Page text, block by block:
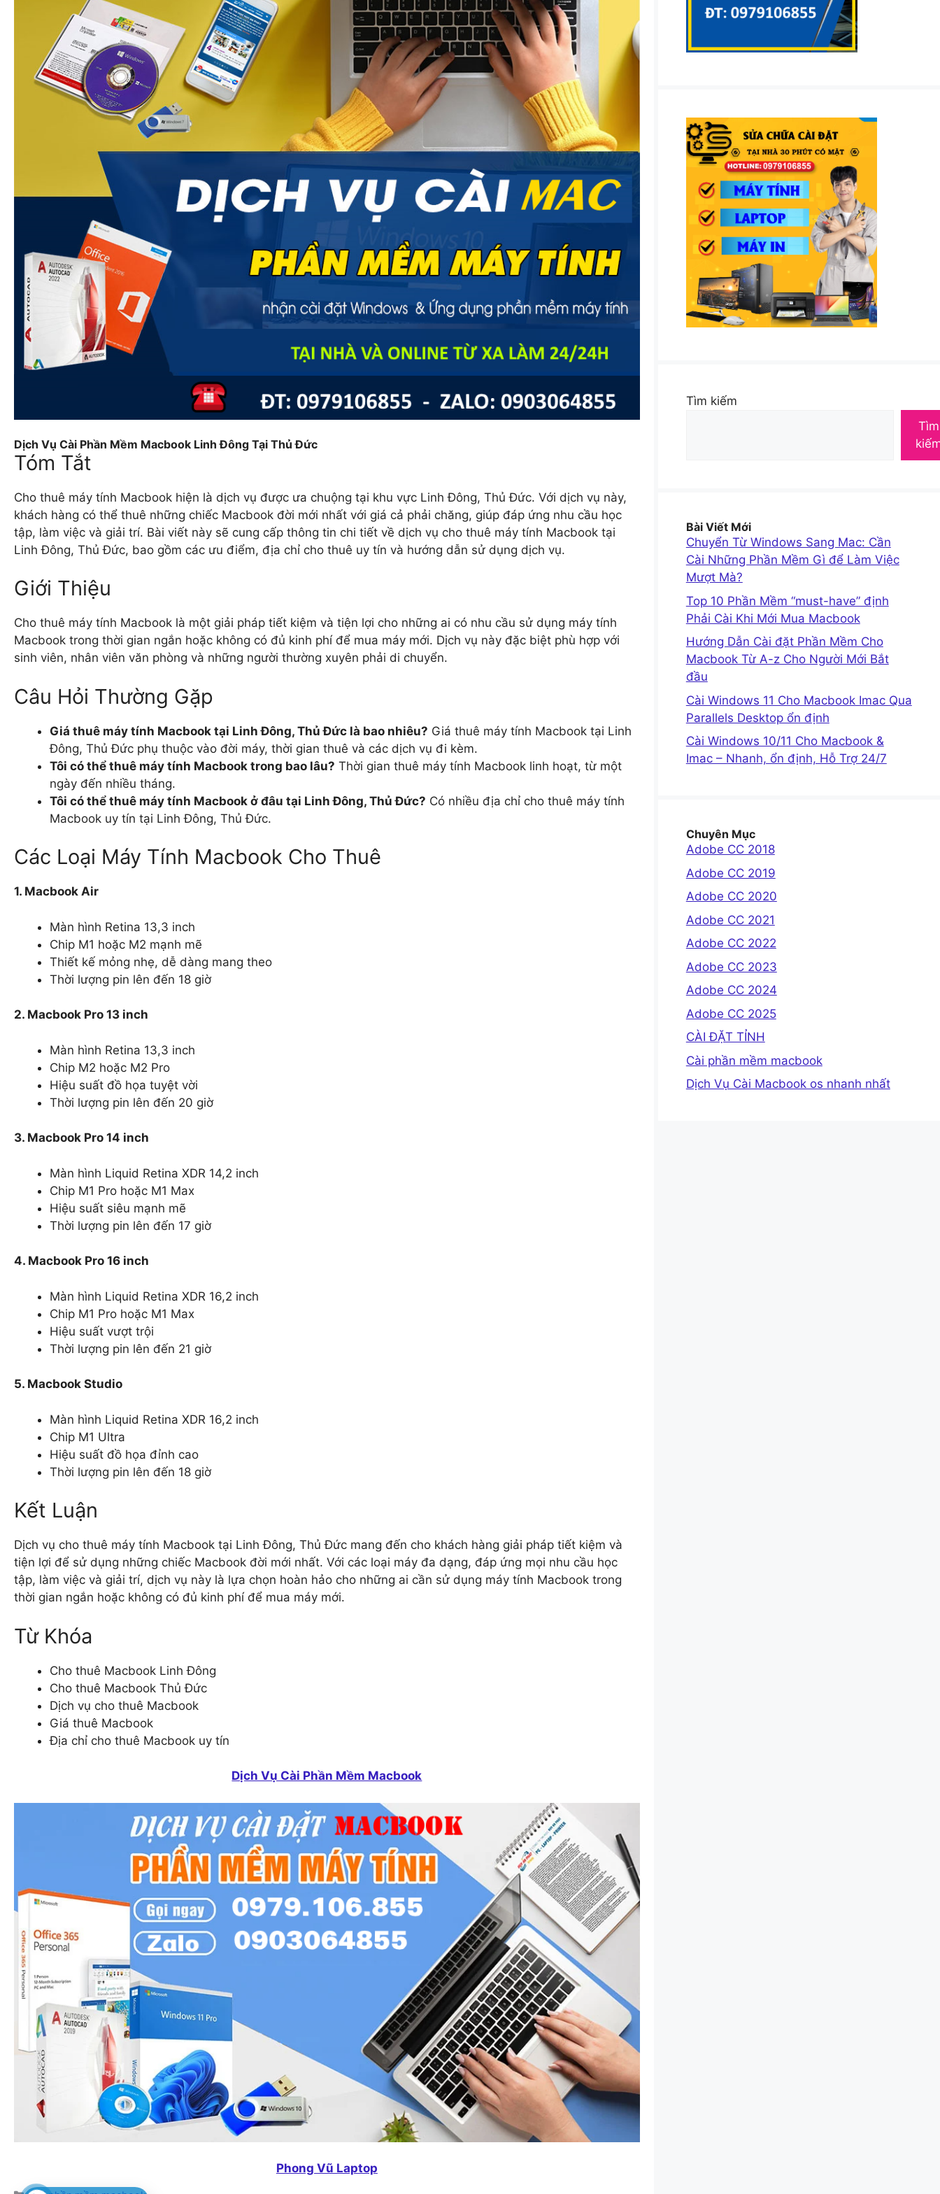
Dịch Vụ Cài Phần Mềm Macbook Linh Đông Tại Thủ Đức
Tóm Tắt
Cho thuê máy tính Macbook hiện là dịch vụ được ưa chuộng tại khu vực Linh Đông, Thủ Đức. Với dịch vụ này,
khách hàng có thể thuê những chiếc Macbook đời mới nhất với giá cả phải chăng, giúp đáp ứng nhu cầu học
tập, làm việc và giải trí. Bài viết này sẽ cung cấp thông tin chi tiết về dịch vụ cho thuê máy tính Macbook tại
Linh Đông, Thủ Đức, bao gồm các ưu điểm, địa chỉ cho thuê uy tín và hướng dẫn sử dụng dịch vụ.
Giới Thiệu
Cho thuê máy tính Macbook là một giải pháp tiết kiệm và tiện lợi cho những ai có nhu cầu sử dụng máy tính
Macbook trong thời gian ngắn hoặc không có đủ kinh phí để mua máy mới. Dịch vụ này đặc biệt phù hợp với
sinh viên, nhân viên văn phòng và những người thường xuyên phải di chuyển.
Câu Hỏi Thường Gặp
Giá thuê máy tính Macbook tại Linh Đông, Thủ Đức là bao nhiêu? Giá thuê máy tính Macbook tại Linh
Đông, Thủ Đức phụ thuộc vào đời máy, thời gian thuê và các dịch vụ đi kèm.
Tôi có thể thuê máy tính Macbook trong bao lâu? Thời gian thuê máy tính Macbook linh hoạt, từ một
ngày đến nhiều tháng.
Tôi có thể thuê máy tính Macbook ở đâu tại Linh Đông, Thủ Đức? Có nhiều địa chỉ cho thuê máy tính
Macbook uy tín tại Linh Đông, Thủ Đức.
Các Loại Máy Tính Macbook Cho Thuê
1. Macbook Air
Màn hình Retina 13,3 inch
Chip M1 hoặc M2 mạnh mẽ
Thiết kế mỏng nhẹ, dễ dàng mang theo
Thời lượng pin lên đến 18 giờ
2. Macbook Pro 13 inch
Màn hình Retina 13,3 inch
Chip M2 hoặc M2 Pro
Hiệu suất đồ họa tuyệt vời
Thời lượng pin lên đến 20 giờ
3. Macbook Pro 14 inch
Màn hình Liquid Retina XDR 14,2 inch
Chip M1 Pro hoặc M1 Max
Hiệu suất siêu mạnh mẽ
Thời lượng pin lên đến 17 giờ
4. Macbook Pro 16 inch
Màn hình Liquid Retina XDR 16,2 inch
Chip M1 Pro hoặc M1 Max
Hiệu suất vượt trội
Thời lượng pin lên đến 21 giờ
5. Macbook Studio
Màn hình Liquid Retina XDR 16,2 inch
Chip M1 Ultra
Hiệu suất đồ họa đỉnh cao
Thời lượng pin lên đến 18 giờ
Kết Luận
Dịch vụ cho thuê máy tính Macbook tại Linh Đông, Thủ Đức mang đến cho khách hàng giải pháp tiết kiệm và
tiện lợi để sử dụng những chiếc Macbook đời mới nhất. Với các loại máy đa dạng, đáp ứng mọi nhu cầu học
tập, làm việc và giải trí, dịch vụ này là lựa chọn hoàn hảo cho những ai cần sử dụng máy tính Macbook trong
thời gian ngắn hoặc không có đủ kinh phí để mua máy mới.
Từ Khóa
Cho thuê Macbook Linh Đông
Cho thuê Macbook Thủ Đức
Dịch vụ cho thuê Macbook
Giá thuê Macbook
Địa chỉ cho thuê Macbook uy tín
Dịch Vụ Cài Phần Mềm Macbook
Phong Vũ Laptop
Tìm kiếm
Tìm
Bài Viết Mới
Chuyển Từ Windows Sang Mac: Cần
Cài Những Phần Mềm Gì để Làm Việc
Mượt Mà?
Top 10 Phần Mềm “must-have” định
Phải Cài Khi Mới Mua Macbook
Hướng Dẫn Cài đặt Phần Mềm Cho
Macbook Từ A-z Cho Người Mới Bắt
đầu
Cài Windows 11 Cho Macbook Imac Qua
Parallels Desktop ổn định
Cài Windows 10/11 Cho Macbook &
Imac – Nhanh, ổn định, Hỗ Trợ 24/7
Chuyên Mục
Adobe CC 2018
Adobe CC 2019
Adobe CC 2020
Adobe CC 2021
Adobe CC 2022
Adobe CC 2023
Adobe CC 2024
Adobe CC 2025
CÀI ĐẶT TỈNH
Cài phần mềm macbook
Dịch Vụ Cài Macbook os nhanh nhất